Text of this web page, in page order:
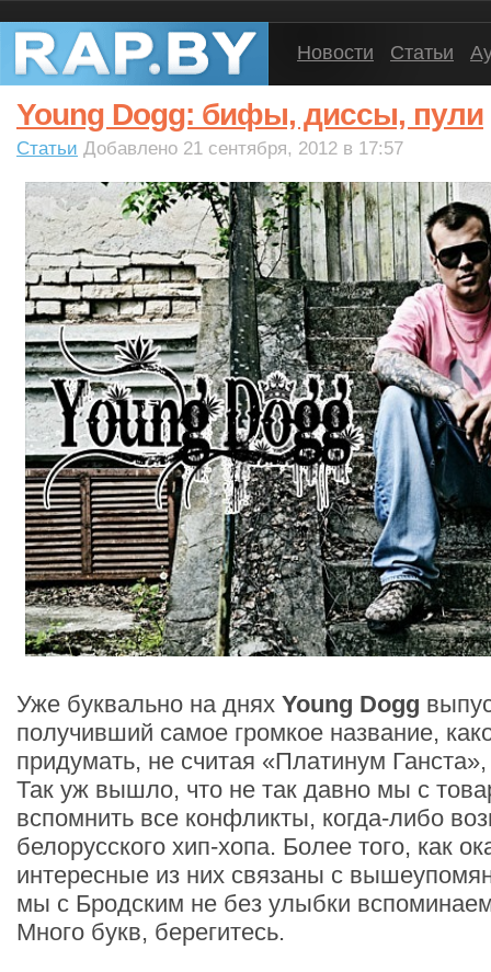
Новости Статьи
Young Dogg: бифы, диссы, пули
Статьи Добавлено 21 сентября, 2012 в 17:57
Уже буквально на днях Young Dogg
получивший самое громкое название,
придумать, не считая «Платинум
Так уж вышло, что не так давно мы с
вспомнить все конфликты, когда-либо
белорусского хип-хопа. Более того, как
интересные из них связаны с
мы с Бродским не без улыбки
Много букв, берегитесь.